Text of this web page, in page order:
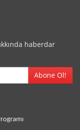
haberdar
Abone Ol!